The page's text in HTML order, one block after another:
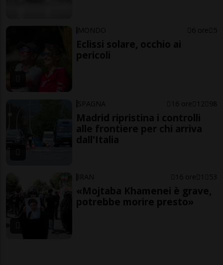
MONDO 6 ore 5
Eclissi solare, occhio ai
pericoli
SPAGNA 16 ore 12 98
Madrid ripristina i controlli
alle frontiere per chi arriva
dall'Italia
IRAN 16 ore 1 53
«Mojtaba Khamenei è grave,
potrebbe morire presto»